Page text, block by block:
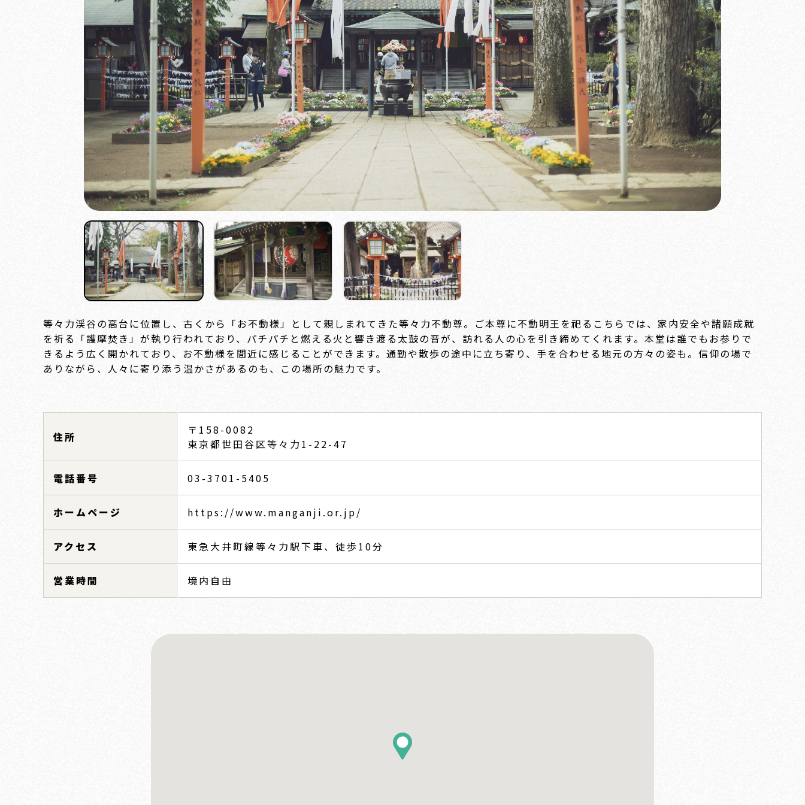
等々力渓谷の高台に位置し、古くから「お不動様」として親しまれてきた等々力不動尊。ご本尊に不動明王を祀るこちらでは、家内安全や諸願成就
を祈る「護摩焚き」が執り行われており、パチパチと燃える火と響き渡る太鼓の音が、訪れる人の心を引き締めてくれます。本堂は誰でもお参りで
きるよう広く開かれており、お不動様を間近に感じることができます。通勤や散歩の途中に立ち寄り、手を合わせる地元の方々の姿も。信仰の場で
ありながら、人々に寄り添う温かさがあるのも、この場所の魅力です。
住所
〒158-0082
東京都世田谷区等々力1-22-47
電話番号 03-3701-5405
ホームページ https://www.manganji.or.jp/
アクセス 東急大井町線等々力駅下車、徒歩10分
営業時間 境内自由